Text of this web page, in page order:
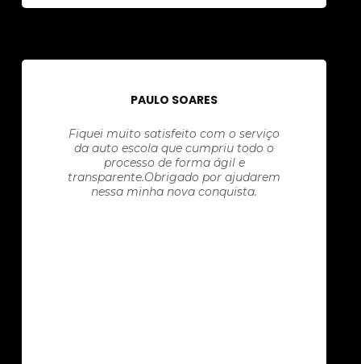
PAULO SOARES
Fiquei muito satisfeito com o serviço
da auto escola que cumpriu todo o
processo de forma ágil e
transparente.Obrigado por ajudarem
nessa minha nova conquista.